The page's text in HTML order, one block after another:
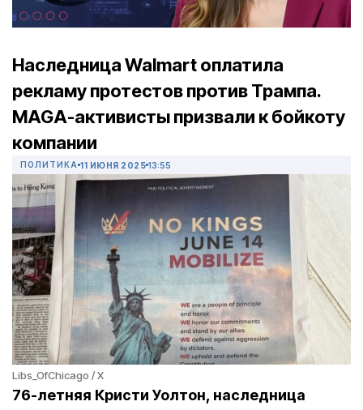
Наследница Walmart оплатила
рекламу протестов против Трампа.
MAGA-активисты призвали к бойкоту
компании
ПОЛИТИКА 11 ИЮНЯ 2025 13:55
Libs_OfChicago / X
76-летняя Кристи Уолтон, наследница